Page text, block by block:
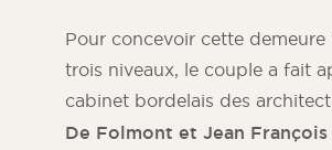
Pour concevoir cette demeure
trois niveaux, le couple a fait
cabinet bordelais des
De Folmont et Jean François